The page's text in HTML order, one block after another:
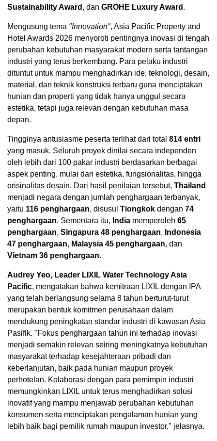
Sustainability Award , dan GROHE Luxury Award .
Mengusung tema "Innovation", Asia Pacific Property and
Hotel Awards 2026 menyoroti pentingnya inovasi di tengah
perubahan kebutuhan masyarakat modern serta tantangan
industri yang terus berkembang. Para pelaku industri
dituntut untuk mampu menghadirkan ide, teknologi, desain,
material, dan teknik konstruksi terbaru guna menciptakan
hunian dan properti yang tidak hanya unggul secara
estetika, tetapi juga relevan dengan kebutuhan masa
depan.
Tingginya antusiasme peserta terlihat dari total 814 entri
yang masuk. Seluruh proyek dinilai secara independen
oleh lebih dari 100 pakar industri berdasarkan berbagai
aspek penting, mulai dari estetika, fungsionalitas, hingga
orisinalitas desain. Dari hasil penilaian tersebut, Thailand
menjadi negara dengan jumlah penghargaan terbanyak,
yaitu 116 penghargaan, disusul Tiongkok dengan 74
penghargaan. Sementara itu, India memperoleh 65
penghargaan, Singapura 48 penghargaan, Indonesia
47 penghargaan, Malaysia 45 penghargaan, dan
Vietnam 36 penghargaan.
Audrey Yeo, Leader LIXIL Water Technology Asia
Pacific, mengatakan bahwa kemitraan LIXIL dengan IPA
yang telah berlangsung selama 8 tahun berturut-turut
merupakan bentuk komitmen perusahaan dalam
mendukung peningkatan standar industri di kawasan Asia
Pasifik. "Fokus penghargaan tahun ini terhadap inovasi
menjadi semakin relevan seiring meningkatnya kebutuhan
masyarakat terhadap kesejahteraan pribadi dan
keberlanjutan, baik pada hunian maupun proyek
perhotelan. Kolaborasi dengan para pemimpin industri
memungkinkan LIXIL untuk terus menghadirkan solusi
inovatif yang mampu menjawab perubahan kebutuhan
konsumen serta menciptakan pengalaman hunian yang
lebih baik bagi pemilik rumah maupun investor," jelasnya.